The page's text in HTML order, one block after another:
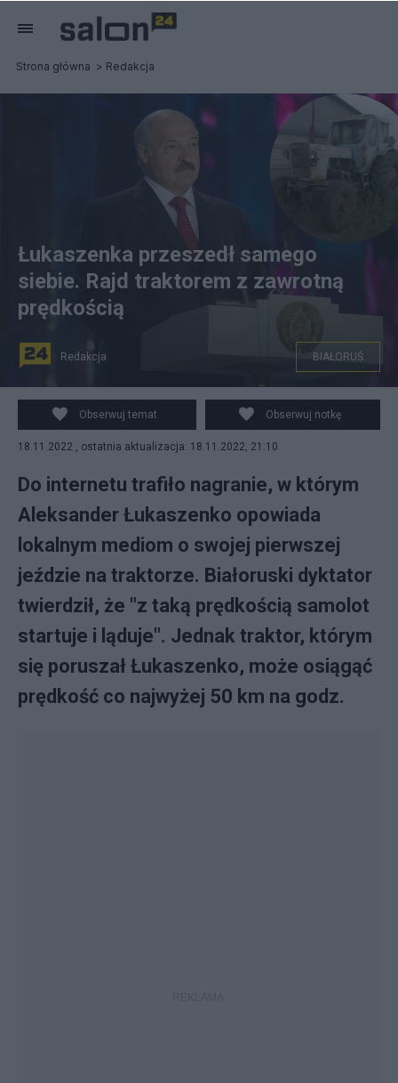
Strona główna Redakcja
rezydent Białorusi jest fanem traktorów. fot. Serge
Serebro, Vitebsk Popular News - Own work, CC BY-SA
4.0
Łukaszenka przeszedł samego
siebie. Rajd traktorem z zawrotną
prędkością
Redakcja BIAŁORUŚ
Obserwuj temat Obserwuj notkę
18.11.2022 , ostatnia aktualizacja: 18.11.2022, 21:10
Do internetu trafiło nagranie, w którym
Aleksander Łukaszenko opowiada
lokalnym mediom o swojej pierwszej
jeździe na traktorze. Białoruski dyktator
twierdził, że "z taką prędkością samolot
startuje i ląduje". Jednak traktor, którym
się poruszał Łukaszenko, może osiągąć
prędkość co najwyżej 50 km na godz.